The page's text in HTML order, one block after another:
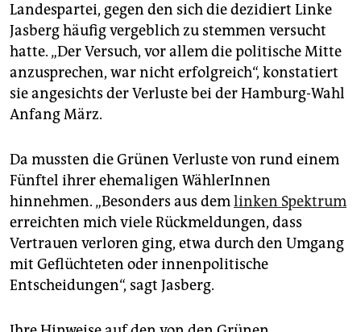
Landespartei, gegen den sich die dezidiert Linke
Jasberg häufig vergeblich zu stemmen versucht
hatte. „Der Versuch, vor allem die politische Mitte
anzusprechen, war nicht er­folgreich“, konstatiert
sie angesichts der Verluste bei der Hamburg-Wahl
Anfang März.
Da mussten die Grünen Verluste von rund einem
Fünftel ihrer ehemaligen Wäh­le­rIn­nen
hinnehmen. „Besonders aus demlinken Spektrum
er­reichten mich viele Rückmeldungen, dass
Vertrauen verloren ging, etwa durch den Umgang
mit Geflüchteten oder innenpolitische
Entscheidungen“, sagt Jasberg.